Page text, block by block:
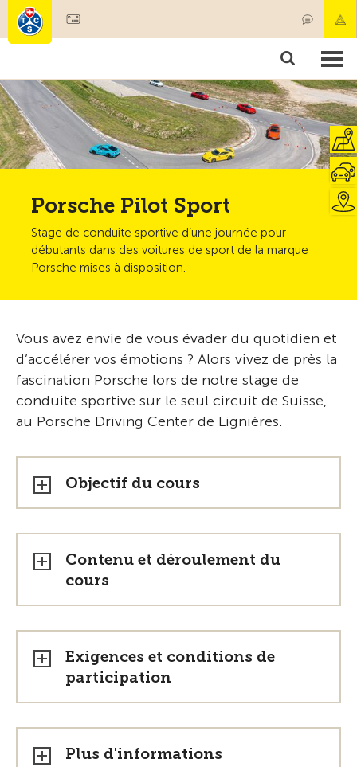
Membres & prestations
Tests, sécurité & santé
Porsche Pilot Sport
Stage de conduite sportive d’une journée pour
débutants dans des voitures de sport de la marque
Porsche mises à disposition.
Vous avez envie de vous évader du quotidien et
d’accélérer vos émotions ? Alors vivez de près la
fascination Porsche lors de notre stage de
conduite sportive sur le seul circuit de Suisse,
au Porsche Driving Center de Lignières.
Objectif du cours
Contenu et déroulement du
cours
Exigences et conditions de
participation
Plus d'informations